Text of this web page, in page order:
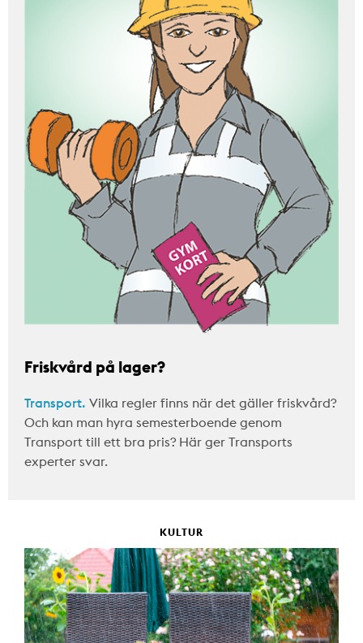
Friskvård på lager?
Transport. Vilka regler finns när det gäller friskvård?
Och kan man hyra semesterboende genom
Transport till ett bra pris? Här ger Transports
experter svar.
KULTUR